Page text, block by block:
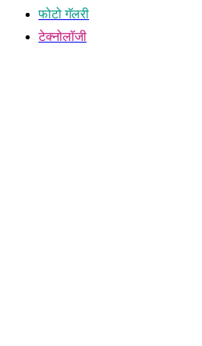
फोटो गॅलरी
टेक्नोलॉजी